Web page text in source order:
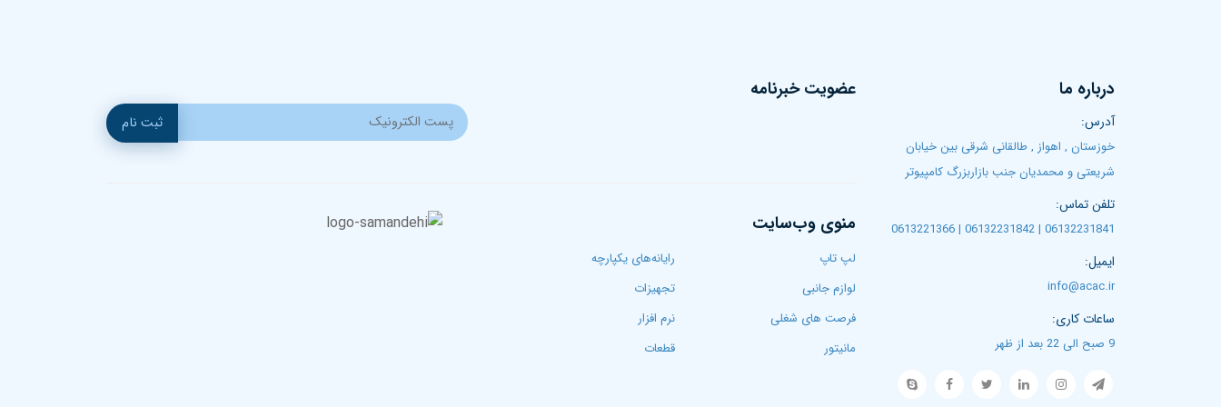
درباره ما
آدرس:
خوزستان , اهواز , طالقانی شرقی بین خیابان
شریعتی و محمدیان جنب بازاربزرگ کامپیوتر
تلفن تماس:
06132231841 | 06132231842 | 0613221366
ایمیل:
info@acac.ir
ساعات کاری:
9 صبح الی 22 بعد از ظهر
عضویت خبرنامه
ثبت نام
منوی وب‌سایت
لپ تاپ‌
رایانه‌های یکپارچه
لوازم جانبی
تجهیزات
فرصت های شغلی
نرم افزار
مانیتور
قطعات